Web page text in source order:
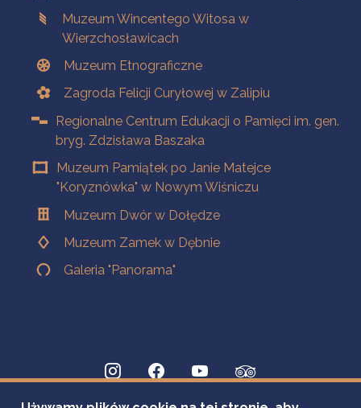
Muzeum Wincentego Witosa w
Wierzchosławicach
Muzeum Etnograficzne
Zagroda Felicji Curyłowej w Zalipiu
Regionalne Centrum Edukacji o Pamięci im. gen.
bryg. Zdzisława Baszaka
Muzeum Pamiątek po Janie Matejce
"Koryznówka" w Nowym Wiśniczu
Muzeum Dwór w Dołędze
Muzeum Zamek w Dębnie
Galeria "Panorama"